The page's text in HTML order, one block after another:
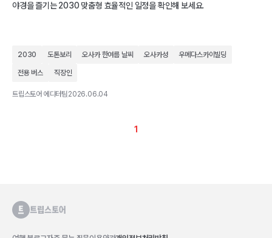
야경을 즐기는 2030 맞춤형 효율적인 일정을 확인해 보세요.
2030 도톤보리 오사카 한여름 날씨 오사카성 우메다스카이빌딩
전용 버스 직장인
트립스토어 에디터팀 2026.06.04
1